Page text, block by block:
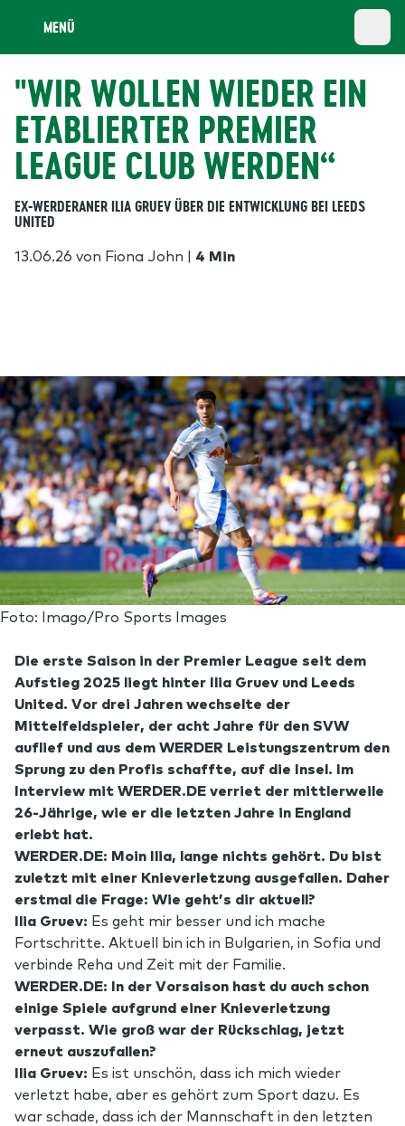
MENÜ
"WIR WOLLEN WIEDER EIN
ETABLIERTER PREMIER
LEAGUE CLUB WERDEN“
EX-WERDERANER ILIA GRUEV ÜBER DIE ENTWICKLUNG BEI LEEDS
UNITED
13.06.26 von Fiona John | 4 Min
Foto: Imago/Pro Sports Images
Die erste Saison in der Premier League seit dem
Aufstieg 2025 liegt hinter Ilia Gruev und Leeds
United. Vor drei Jahren wechselte der
Mittelfeldspieler, der acht Jahre für den SVW
auflief und aus dem WERDER Leistungszentrum den
Sprung zu den Profis schaffte, auf die Insel. Im
Interview mit WERDER.DE verriet der mittlerweile
26-Jährige, wie er die letzten Jahre in England
erlebt hat.
WERDER.DE: Moin Ilia, lange nichts gehört. Du bist
zuletzt mit einer Knieverletzung ausgefallen. Daher
erstmal die Frage: Wie geht’s dir aktuell?
Ilia Gruev: Es geht mir besser und ich mache
Fortschritte. Aktuell bin ich in Bulgarien, in Sofia und
verbinde Reha und Zeit mit der Familie.
WERDER.DE: In der Vorsaison hast du auch schon
einige Spiele aufgrund einer Knieverletzung
verpasst. Wie groß war der Rückschlag, jetzt
erneut auszufallen?
Ilia Gruev: Es ist unschön, dass ich mich wieder
verletzt habe, aber es gehört zum Sport dazu. Es
war schade, dass ich der Mannschaft in den letzten